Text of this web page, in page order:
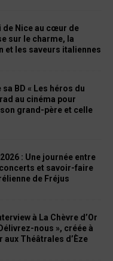
de Nice au cœur de
sur le charme, la
et les saveurs italiennes
BD « Les héros du
au cinéma pour
grand-père et celle
: Une journée entre
et savoir-faire
de Fréjus
à La Chèvre d’Or
nous », créée à
Théâtrales d’Èze